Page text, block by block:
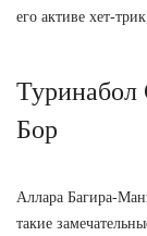
его активе хет-
Туринабол
Бор
Аллара Багира-
такие